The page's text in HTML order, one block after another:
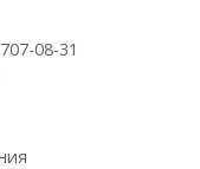
08-31